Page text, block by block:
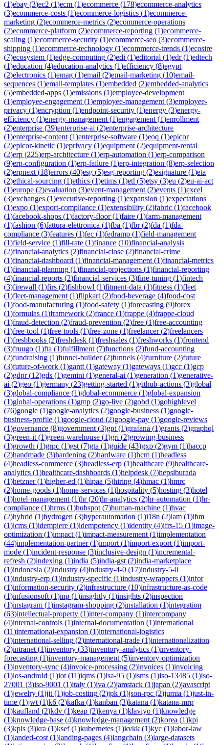
(1)ebay (3)ec2 (1)ecm (1)ecommerce (178)ecommerce-analytics
(3)ecommerce-costs (1)ecommerce-logistics (1)ecommerce-
marketing (2)ecommerce-metrics (2)ecommerce-operations
(2)ecommerce-platform (2)ecommerce-reporting (1)ecommerce-
scaling (1)ecommerce-security (1)ecommerce-seo (3)ecommerce-
shipping (1)ecommerce-technology (1)ecommerce-trends (1)ecosire
(7)ecosystem (1)edge-computing (2)edi (1)editorial (1)edr(1)edtech
(1)education (4)education-analytics (1)efficiency (8)egypt
(2)electronics (1)emag (1)email (2)email-marketing (10)email-
sequences (1)email-templates (1)embedded (2)embedded-analytics
(5)embedded-apps (1)emissions (1)employee-development
(1)employee-engagement (1)employee-management (3)employee-
privacy (1)encryption (1)endpoint-security (1)energy (3)energy-
efficiency (1)energy-management (1)engagement (1)enrollment
(2)enterprise (39)enterprise-ai (2)enterprise-architecture
(1)enterprise-content (1)enterprise-software (1)eoq (1)epicor
(2)epicor-kinetic (1)eprivacy (1)equipment (2)equipment-rental
(2)erp (225)erp-architecture (1)erp-automation (1)erp-comparison
(9)erp-configuration (1)erp-failure (1)erp-integration (8)erp-selection
(2)erpnext (18)errors (40)esg (5)esg-reporting (2)esignature (1)eta
(2)ethical-sourcing (1)ethics (1)etims (1)etl (5)etsy (3)eu (2)eu-ai-act
(1)europe (2)evaluation (3)event-management (2)events (1)excel
(3)exchanges (1)executive-reporting (1)expansion (1)expectations
(1)expo (1)export-compliance (1)extensibility (2)fabric (1)facebook
(1)facebook-shops (1)factory-floor(1)faire (1)farm-management
(1)fashion (6)fattura-elettronica (1)fba (1)fbr(2)fda (1)fda-
compliance (3)features (1)fec (1)fedramp (1)field-management
(1)field-service (1)fill-rate (1)finance (10)financial-analysis
(2)financial-analytics (2)financial-close (2)financial-crime
(1)financial-dashboard (1)financial-management (1)financial-metrics
(1)financial-planning (1)financial-projections (1)financial-reporting
(4)financial-reports (2)financial-services (3)fine-tuning (1)fintech
(3)firewall (1)firs (2)fishbowl (1)fitment-data (1)fitness (1)fleet
(1)fleet-management (1)flipkart (2)food-beverage (4)food-cost
(1)food-manufacturing (1)food-safety (1)forecasting (9)forex
(1)formulas (1)framework (2)france (1)frappe (4)frappe-cloud
(1)fraud-detection (2)fraud-prevention (2)free (1)free-accounting
(1)free-tool (1)free-tools (1)free-zone (1)freelancer(2)freelancers
(1)freshbooks (2)freshdesk (1)freshsales (1)freshworks (1)frontend
(3)fruugo (1)fta (1)fulfillment (7)functions (2)fund-accounting
(2)fundraising (1)funnel-builder(2)funnels (4)furniture (2)future
(3)future-of-work (1)gantt (1)gateway (1)gateways (1)gcc (1)gcp
(2)gdpr(12)gds (1)gemini (1)general-ai (1)generation (1)generative-
ai (2)geo (1)germany (23)getting-started (1)github-actions (3)global
(3)global-compliance (1)global-ecommerce (1)global-expansion
(1)global-operations (1)gmp (2)go-live (2)gobd (1)gohighlevel
(76)google (1)google-analytics (2)google-business (1)google-
business-profile (1)google-cloud (2)google-pay (1)google-reviews
(1)governance (8)government (3)gpt (1)grafana (1)grants (2)graphql
(3)green-it (1)green-warehouse (1)gri (2)growing-business
(1)growth (1)grpc (1)gst (7)gta (1)guide (43)gxp (2)gym (1)haccp
(2)handmade (3)hardening (2)hardware (1)hcm (1)headless
(4)headless-commerce (3)headless-erp (1)healthcare (9)healthcare-
analytics (1)healthcare-dashboards (1)helpdesk (7)hepsiburada
(1)hetzner(1)higher-ed (1)hipaa (5)hiring (4)hmac (1)hmrc
(2)home-goods (1)home-services (1)hospitality (5)hosting (3)hotel
(1)hotel-management (1)hr(20)hr-analytics (2)hr-automation (1)hr-
compliance (1)hrms (1)hubspot (7)human-machine (1)hvac
(2)hybrid (1)hydrogen (3)hyperautomation (1)i18n (2)iam (1)ibm
(1)icms (1)idempiere (1)idempotency (1)identity (4)ifrs-15 (1)image-
optimization (1)impact (1)impact-measurement (1)implementation
(44)implementation-partner(1)import (1)import-export (1)import-
mode (1)incident-response (3)inclusive-design (1)incremental-
refresh (2)indexing (1)india (5)india-gst (2)india-marketplace
(1)indonesia (2)industry (4)industry-4-0 (17)industry-5-0
(1)industry-erp (1)industry-specific (1)industry-wrappers (1)infor
(1)information-security (2)infrastructure (10)infrastructure-as-code
(1)infusionsoft (1)inp (1)insightly (1)insights (2)inspection
(1)instagram (1)instagram-shopping (2)installation (1)integration
(63)intellectual-property (1)inter-company (1)intercompany
(4)internal-controls (1)internal-documentation (1)international
(11)international-expansion (1)international-logistics
(1)international-selling (2)international-trade (1)internationalization
(2)intranet (1)inventory (33)inventory-analytics (1)inventory-
forecasting (1)inventory-management (5)inventory-optimization
(1)inventory-sync (4)invoice-processing (2)invoices (1)invoicing
(1)ios-android (1)iot (11)iqms (1)isa-95 (1)isms (1)iso-13485 (1)iso-
27001 (3)iso-9001 (1)italy (1)iva (2)jamstack (1)japan (2)javascript
(1)jewelry (1)jit (1)job-costing (2)jpk (1)json-rpc (2)jumia (1)just-in-
time (1)jwt (1)k6 (2)kafka (1)kanban (3)katana (1)katana-mrp
(1)kaufland (2)kdv (1)keap (2)kenya (1)klaviyo (1)knowledge
(1)knowledge-base (4)knowledge-management (2)korea (1)kpi
(3)kpis (3)kra (1)ksef(1)kubernetes (1)kvkk (1)kyc (1)labor-law
(1)landed-cost (1)landing-pages (4)langchain (3)large-datasets